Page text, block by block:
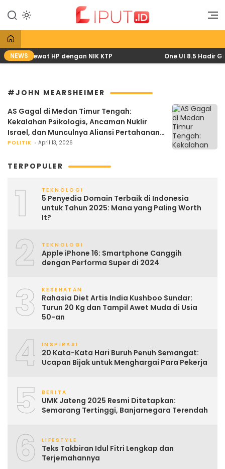
konten
Liput
Liputan Digital
NEWS
2026 lewat HP dengan NIK KTP One UI 8.5 Hadir
#JOHN MEARSHEIMER
AS Gagal di Medan Timur Tengah:
Kekalahan Psikologis, Ancaman Nuklir
Israel, dan Munculnya Aliansi Pertahanan
Baru
POLITIK April 13, 2026
TERPOPULER
1 TEKNOLOGI
5 Penyedia Domain Terbaik di Indonesia
untuk Tahun 2025: Mana yang Paling Worth
It?
2 TEKNOLOGI
Apple iPhone 16: Smartphone Canggih
dengan Performa Super di 2024
3 KESEHATAN
Rahasia Diet Artis India Kushboo Sundar:
Turun 20 Kg dan Tampil Awet Muda di Usia
50-an
4 INSPIRASI
20 Kata-Kata Hari Buruh Penuh Semangat:
Ucapan Bijak untuk Menghargai Para Pekerja
5 BERITA
UMK Jateng 2025 Resmi Ditetapkan:
Semarang Tertinggi, Banjarnegara Terendah
6 LIFESTYLE
Teks Takbiran Idul Fitri Lengkap dan
Terjemahannya